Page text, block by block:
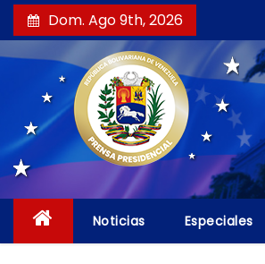
a
l
Dom. Ago 9th, 2026
Noticias Especiales